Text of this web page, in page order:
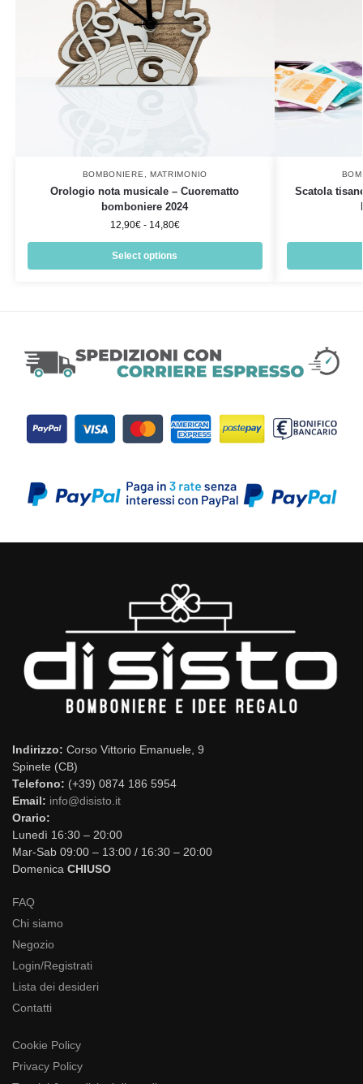
BOMBONIERE MATRIMONIO
Orologio nota musicale – Cuorematto
bomboniere 2024
12,90€ - 14,80€
Select options
Scatola
Indirizzo: Corso Vittorio Emanuele, 9
Spinete (CB)
Telefono: (+39) 0874 186 5954
Email: info@disisto.it
Orario:
Lunedì 16:30 – 20:00
Mar-Sab 09:00 – 13:00 / 16:30 – 20:00
Domenica CHIUSO
FAQ
Chi siamo
Negozio
Login/Registrati
Lista dei desideri
Contatti
Cookie Policy
Privacy Policy